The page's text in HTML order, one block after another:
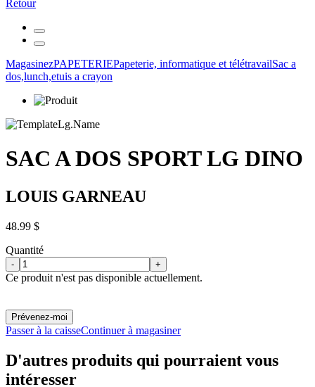
Retour
MagasinezPAPETERIEPapeterie, informatique et télétravailSac a
dos,lunch,etuis a crayon
SAC A DOS SPORT LG DINO
LOUIS GARNEAU
48.99 $
Quantité
- +
Ce produit n'est pas disponible actuellement.
Prévenez-moi
Passer à la caisseContinuer à magasiner
D'autres produits qui pourraient vous
intéresser